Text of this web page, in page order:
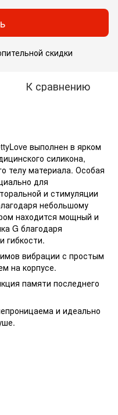
скидки
К сравнению
выполнен в ярком
силикона,
телу материала. Особая
для
и стимуляции
небольшому
находится мощный и
G благодаря
гибкости.
вибрации с простым
на корпусе.
памяти последнего
и идеально